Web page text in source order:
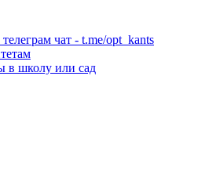
телеграм чат - t.me/opt_kants
в школу или сад